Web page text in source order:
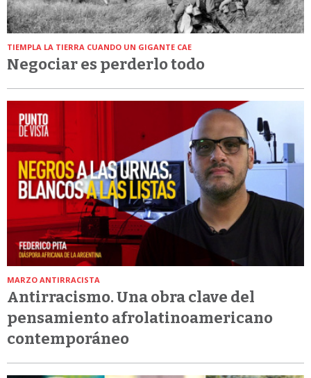
TIEMPLA LA TIERRA CUANDO UN GIGANTE CAE
Negociar es perderlo todo
MARZO ANTIRRACISTA
Antirracismo. Una obra clave del
pensamiento afrolatinoamericano
contemporáneo